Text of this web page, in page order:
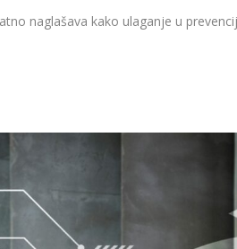
naglašava kako ulaganje u